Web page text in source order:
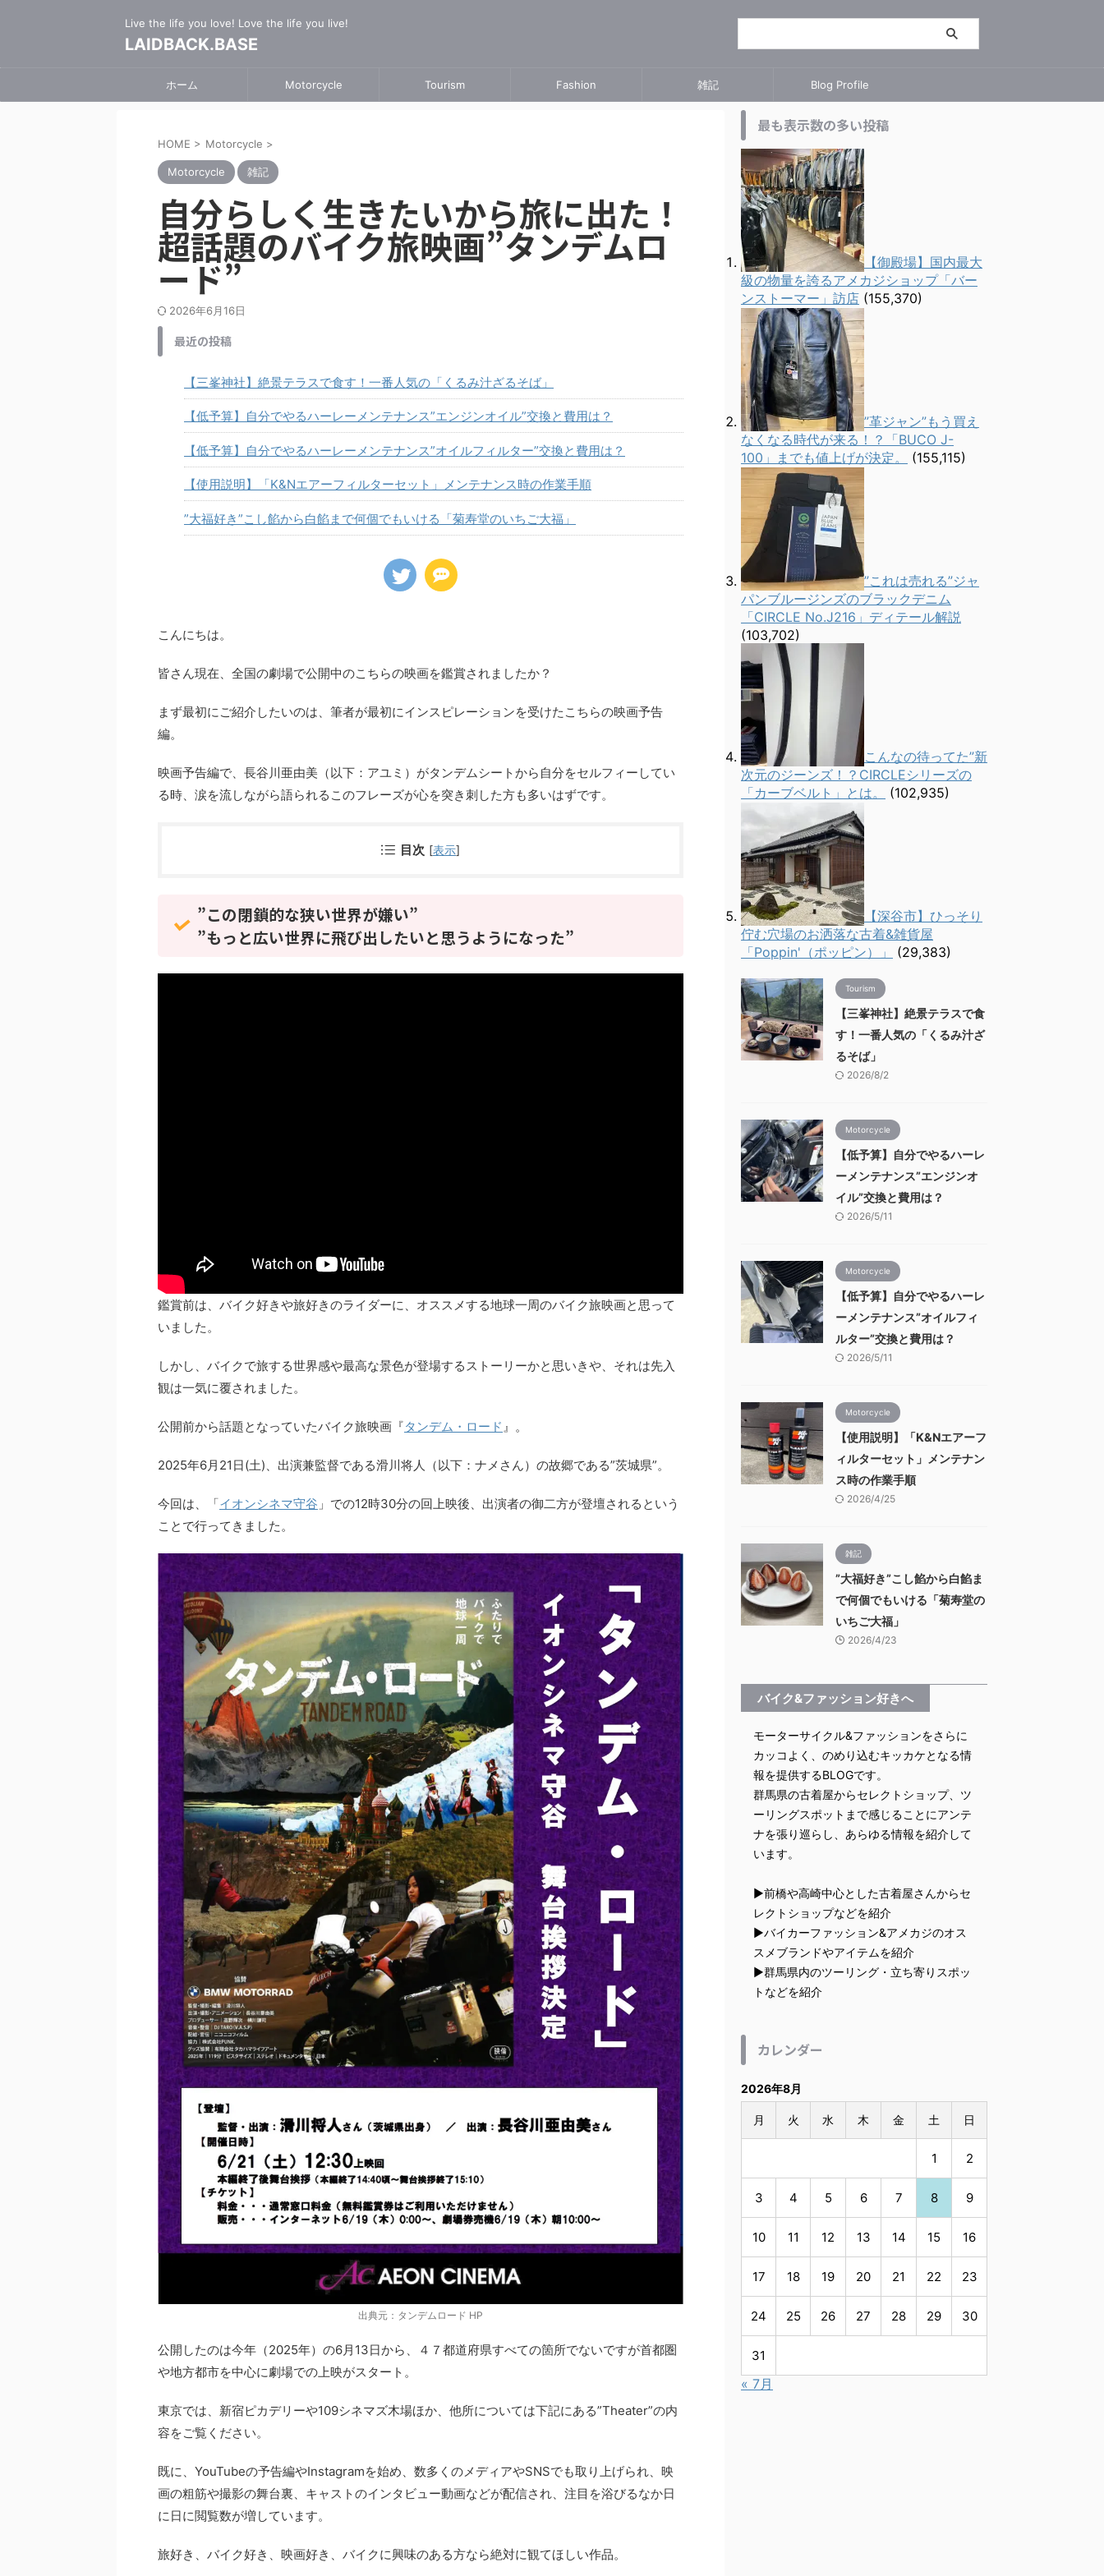
Live the life you love! Love the life you live!
LAIDBACK.BASE
ホーム Motorcycle Tourism Fashion 雑記 Blog Profile
HOME > Motorcycle >
Motorcycle 雑記
自分らしく生きたいから旅に出た！
超話題のバイク旅映画”タンデムロ
ード”
2026年6月16日
最近の投稿
【三峯神社】絶景テラスで食す！一番人気の「くるみ汁ざるそば」
【低予算】自分でやるハーレーメンテナンス”エンジンオイル”交換と費用は？
【低予算】自分でやるハーレーメンテナンス”オイルフィルター”交換と費用は？
【使用説明】「K&Nエアーフィルターセット」メンテナンス時の作業手順
”大福好き”こし餡から白餡まで何個でもいける「菊寿堂のいちご大福」
こんにちは。
皆さん現在、全国の劇場で公開中のこちらの映画を鑑賞されましたか？
まず最初にご紹介したいのは、筆者が最初にインスピレーションを受けたこちらの映画予告
編。
映画予告編で、長谷川亜由美（以下：アユミ）がタンデムシートから自分をセルフィーしてい
る時、涙を流しながら語られるこのフレーズが心を突き刺した方も多いはずです。
目次 [表示]
”この閉鎖的な狭い世界が嫌い”
”もっと広い世界に飛び出したいと思うようになった”
鑑賞前は、バイク好きや旅好きのライダーに、オススメする地球一周のバイク旅映画と思って
いました。
しかし、バイクで旅する世界感や最高な景色が登場するストーリーかと思いきや、それは先入
観は一気に覆されました。
公開前から話題となっていたバイク旅映画『タンデム・ロード 』。
2025年6月21日(土)、出演兼監督である滑川将人（以下：ナメさん）の故郷である”茨城県”。
今回は、「イオンシネマ守谷 」での12時30分の回上映後、出演者の御二方が登壇されるという
ことで行ってきました。
出典元：タンデムロード HP
公開したのは今年（2025年）の6月13日から、４７都道府県すべての箇所でないですが首都圏
や地方都市を中心に劇場での上映がスタート。
東京では、新宿ピカデリーや109シネマズ木場ほか、他所については下記にある”Theater”の内
容をご覧ください。
既に、YouTubeの予告編やInstagramを始め、数多くのメディアやSNSでも取り上げられ、映
画の粗筋や撮影の舞台裏、キャストのインタビュー動画などが配信され、注目を浴びるなか日
に日に閲覧数が増しています。
旅好き、バイク好き、映画好き、バイクに興味のある方なら絶対に観てほしい作品。
最も表示数の多い投稿
【御殿場】国内最大
級の物量を誇るアメカジショップ「バー
ンストーマー」訪店 (155,370)
”革ジャン”もう買え
なくなる時代が来る！？「BUCO J-
100」までも値上げが決定。
(155,115)
”これは売れる”ジャ
パンブルージンズのブラックデニム
「CIRCLE No.J216」ディテール解説
(103,702)
こんなの待ってた”新
次元のジーンズ！？CIRCLEシリーズの
「カーブベルト」とは。
(102,935)
【深谷市】ひっそり
佇む穴場のお洒落な古着&雑貨屋
「Poppin'（ポッピン）」
(29,383)
Tourism
【三峯神社】絶景テラスで食
す！一番人気の「くるみ汁ざ
るそば」
2026/8/2
Motorcycle
【低予算】自分でやるハーレ
ーメンテナンス”エンジンオ
イル”交換と費用は？
2026/5/11
Motorcycle
【低予算】自分でやるハーレ
ーメンテナンス”オイルフィ
ルター”交換と費用は？
2026/5/11
Motorcycle
【使用説明】「K&Nエアーフ
ィルターセット」メンテナン
ス時の作業手順
2026/4/25
雑記
”大福好き”こし餡から白餡ま
で何個でもいける「菊寿堂の
いちご大福」
2026/4/23
バイク&ファッション好きへ
モーターサイクル&ファッションをさらに
カッコよく、のめり込むキッカケとなる情
報を提供するBLOGです。
群馬県の古着屋からセレクトショップ、ツ
ーリングスポットまで感じることにアンテ
ナを張り巡らし、あらゆる情報を紹介して
います。
▶︎前橋や高崎中心とした古着屋さんからセ
レクトショップなどを紹介
▶︎バイカーファッション&アメカジのオス
スメブランドやアイテムを紹介
▶︎群馬県内のツーリング・立ち寄りスポッ
トなどを紹介
カレンダー
2026年8月
月 火 水 木 金 土 日
1 2
3 4 5 6 7 8 9
10 11 12 13 14 15 16
17 18 19 20 21 22 23
24 25 26 27 28 29 30
31
« 7月